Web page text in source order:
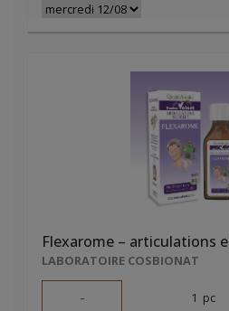
Flexarome – articulations
LABORATOIRE COSBIONAT
- 1 pc